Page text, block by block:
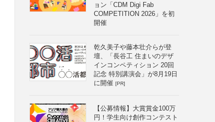
ョン「CDM Digi Fab
COMPETITION 2026」を初
開催
乾久美子や藤本壮介らが登
壇、「長谷工 住まいのデザ
インコンペティション 20回
記念 特別講演会」が8月19日
に開催 [PR]
【公募情報】大賞賞金100万
円！学生向け創作コンテスト